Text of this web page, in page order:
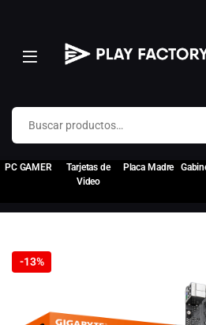
Buscar por:
PC GAMER
Tarjetas de
Video
Placa Madre
-13%